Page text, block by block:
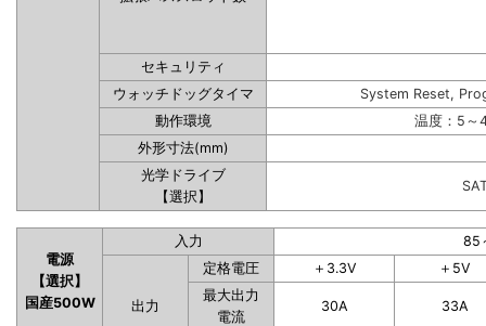
セキュリティ
ウォッチドッグタイマ
System Reset,
動作環境
温度：5～
外形寸法(mm)
光学ドライブ
【選択】
電源
【選択】
国産500W
入力 85
出力
定格電圧 ＋3.3V
＋5V
最大出力
電流
30A 33A